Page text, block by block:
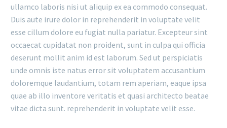
ullamco laboris nisi ut aliquip ex ea commodo consequat.
Duis aute irure dolor in reprehenderit in voluptate velit
esse cillum dolore eu fugiat nulla pariatur. Excepteur sint
occaecat cupidatat non proident, sunt in culpa qui officia
deserunt mollit anim id est laborum. Sed ut perspiciatis
unde omnis iste natus error sit voluptatem accusantium
doloremque laudantium, totam rem aperiam, eaque ipsa
quae ab illo inventore veritatis et quasi architecto beatae
vitae dicta sunt. reprehenderit in voluptate velit esse.